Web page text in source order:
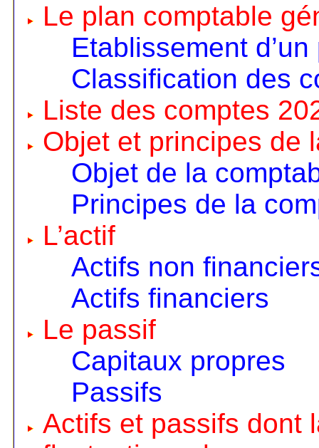
Le plan comptable
Etablissement
Classification des
Liste des comptes
Objet et principes de
Objet de la
Principes de la
L’actif
Actifs non
Actifs financiers
Le passif
Capitaux propres
Passifs
Actifs et passifs dont